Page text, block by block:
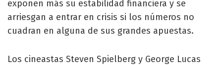
exponen más su estabilidad financiera y se
arriesgan a entrar en crisis si los números no
cuadran en alguna de sus grandes apuestas.
Los cineastas Steven Spielberg y George Lucas